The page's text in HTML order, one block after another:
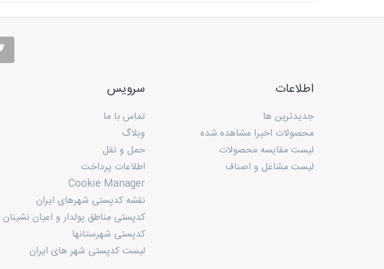
اطلاعات
جدیدترین ها
محصولات اخیرا مشاهده شده
لیست مقایسه محصولات
لیست مشاغل و اصناف
سرویس
تماس با ما
وبلاگ
حمل و نقل
اطلاعات پرداخت
Cookie Manager
نقشه کدپستی شهرهای ایران
کدپستی مناطق پولدار و اعیان نشینان
کدپستی شهرستانها
لیست کدپستی شهر های ایران